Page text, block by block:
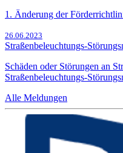
1. Änderung der
26.06.2023
Straßenbeleuchtungs-
Schäden oder Störungen an
Straßenbeleuchtungs-
Alle Meldungen